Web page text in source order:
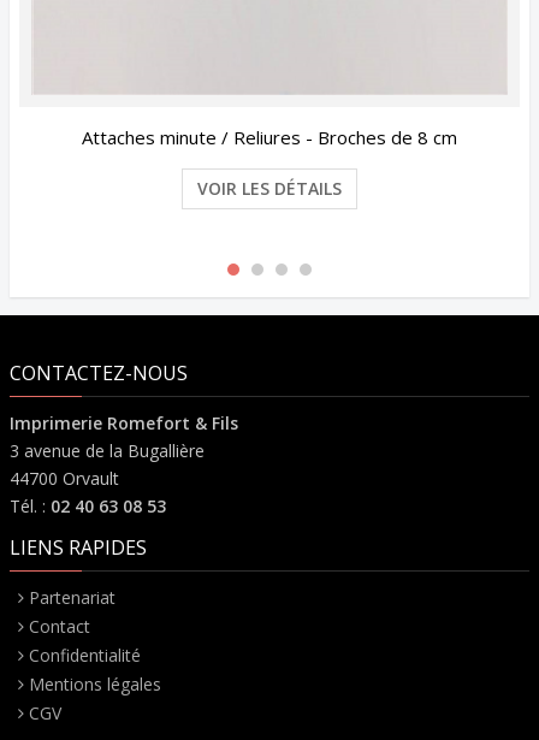
Attaches minute / Reliures - Broches de 8 cm
VOIR LES DÉTAILS
CONTACTEZ-NOUS
Imprimerie Romefort & Fils
3 avenue de la Bugallière
44700 Orvault
Tél. : 02 40 63 08 53
LIENS RAPIDES
Partenariat
Contact
Confidentialité
Mentions légales
CGV